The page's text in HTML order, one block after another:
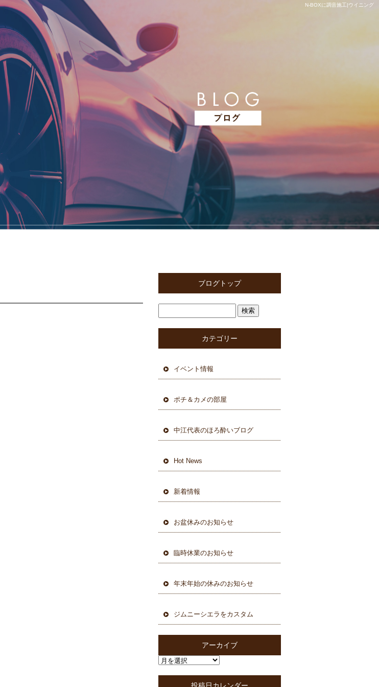
N-BOXに調音施工|ウイニング
ブログトップ
カテゴリー
イベント情報
ポチ＆カメの部屋
中江代表のほろ酔いブログ
Hot News
新着情報
お盆休みのお知らせ
臨時休業のお知らせ
年末年始の休みのお知らせ
ジムニーシエラをカスタム
アーカイブ